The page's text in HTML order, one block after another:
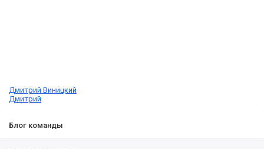
Дмитрий Виницкий
Дмитрий
Блог команды